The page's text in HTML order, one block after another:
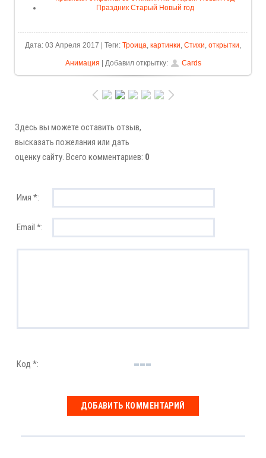
Праздник Старый Новый год
Дата: 03 Апреля 2017 | Теги: Троица, картинки, Стихи, открытки,
Анимация | Добавил открытку: Cards
Здесь вы можете оставить отзыв,
высказать пожелания или дать
оценку сайту. Всего комментариев: 0
Имя *:
Email *:
Код *: